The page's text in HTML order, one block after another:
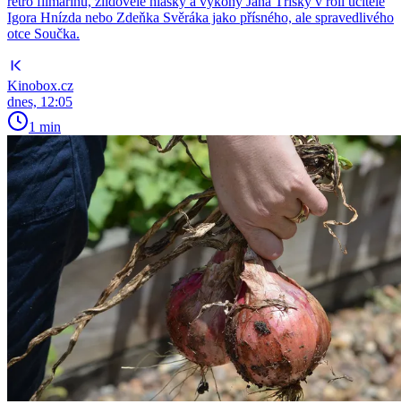
Igora Hnízda nebo Zdeňka Svěráka jako přísného, ale spravedlivého
otce Součka.
Kinobox.cz
dnes, 12:05
1 min